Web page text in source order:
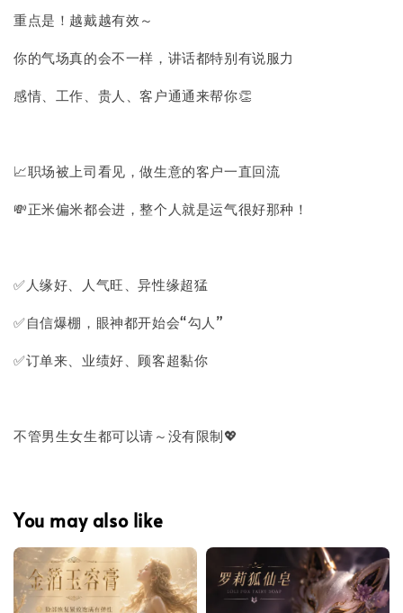
重点是！越戴越有效～
你的气场真的会不一样，讲话都特别有说服力
感情、工作、贵人、客户通通来帮你👏
📈职场被上司看见，做生意的客户一直回流
💸正米偏米都会进，整个人就是运气很好那种！
✅人缘好、人气旺、异性缘超猛
✅自信爆棚，眼神都开始会“勾人”
✅订单来、业绩好、顾客超黏你
不管男生女生都可以请～没有限制💖
You may also like